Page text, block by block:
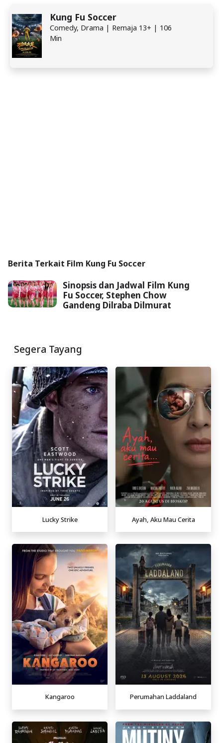
Kung Fu Soccer
Comedy, Drama | Remaja 13+ | 106
Min
Berita Terkait Film Kung Fu Soccer
Sinopsis dan Jadwal Film Kung
Fu Soccer, Stephen Chow
Gandeng Dilraba Dilmurat
Segera Tayang
Lucky Strike Ayah, Aku Mau Cerita
Kangaroo Perumahan Laddaland